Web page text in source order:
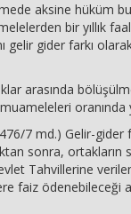
aksine hüküm
bir yıllık
gelir gider farkı
arasında
oranında
7 md.) Gelir-gider
sonra, ortakların
Tahvillerine
faiz ödenebileceği